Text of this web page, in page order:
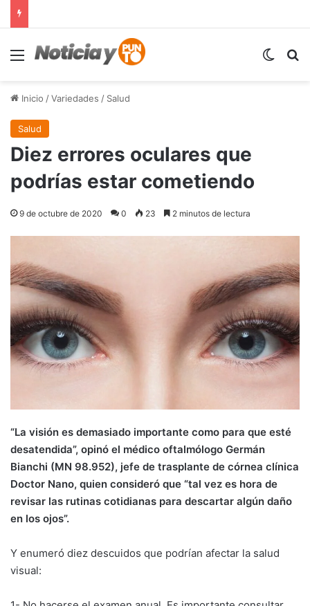
Menú
Inicio /Variedades / Salud
Salud
Diez errores oculares que
podrías estar cometiendo
9 de octubre de 2020 0 23 2 minutos de lectura
“La visión es demasiado importante como para que esté
desatendida”, opinó el médico oftalmólogo Germán
Bianchi (MN 98.952), jefe de trasplante de córnea clínica
Doctor Nano, quien consideró que “tal vez es hora de
revisar las rutinas cotidianas para descartar algún daño
en los ojos”.
Y enumeró diez descuidos que podrían afectar la salud
visual: